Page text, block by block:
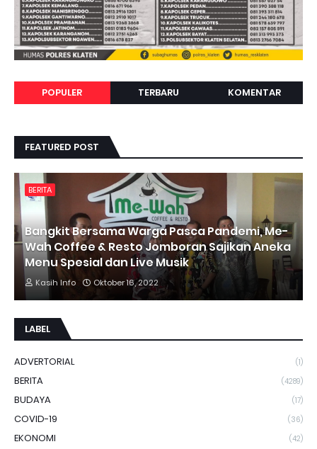
POPULER TERBARU KOMENTAR
FEATURED POST
BERITA
Bangkit Bersama Warga Pasca Pandemi, Me-
Wah Coffee & Resto Jomboran Sajikan Aneka
Menu Spesial dan Live Musik
Kasih Info Oktober 16, 2022
LABEL
ADVERTORIAL (1)
BERITA (4289)
BUDAYA (17)
COVID-19 (36)
EKONOMI (42)